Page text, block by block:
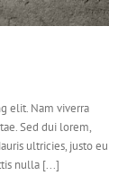
elit. Nam viverra
Sed dui lorem,
ultricies, justo eu
nulla [...]